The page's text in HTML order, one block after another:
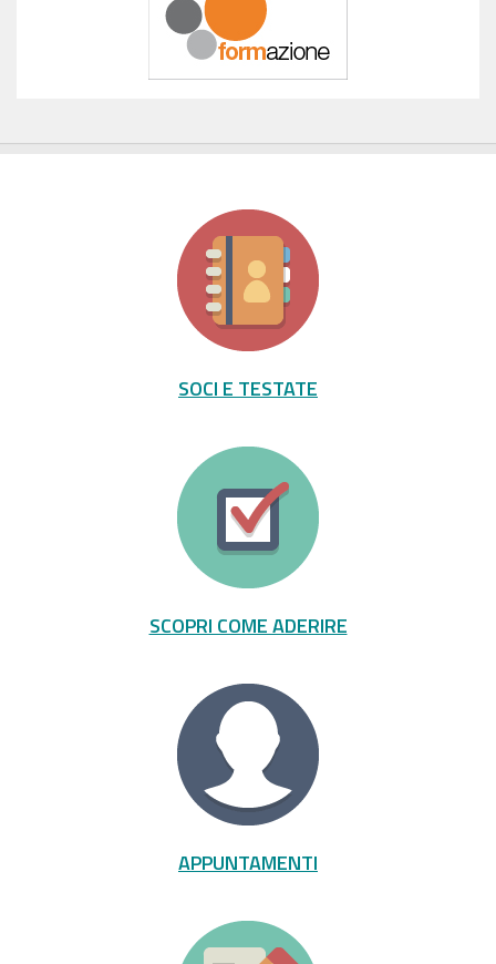
SOCI E TESTATE
SCOPRI COME ADERIRE
APPUNTAMENTI